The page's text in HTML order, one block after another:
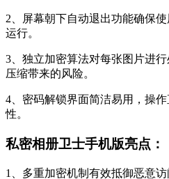
2、屏幕朝下自动退出功能确保
运行。
3、独立加密算法对每张图片进
压缩带来的风险。
4、密码解锁界面简洁易用，操
性。
私密相册卫士手机版亮点：
1、多重加密机制有效抵御恶意访